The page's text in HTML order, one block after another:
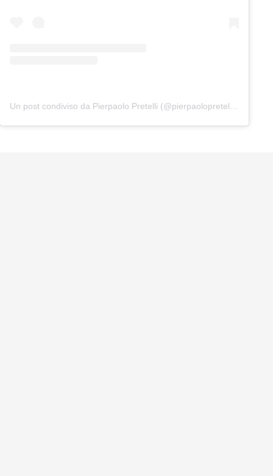
Un post condiviso da Pierpaolo Pretelli (@pierpaolopretelliofficial)